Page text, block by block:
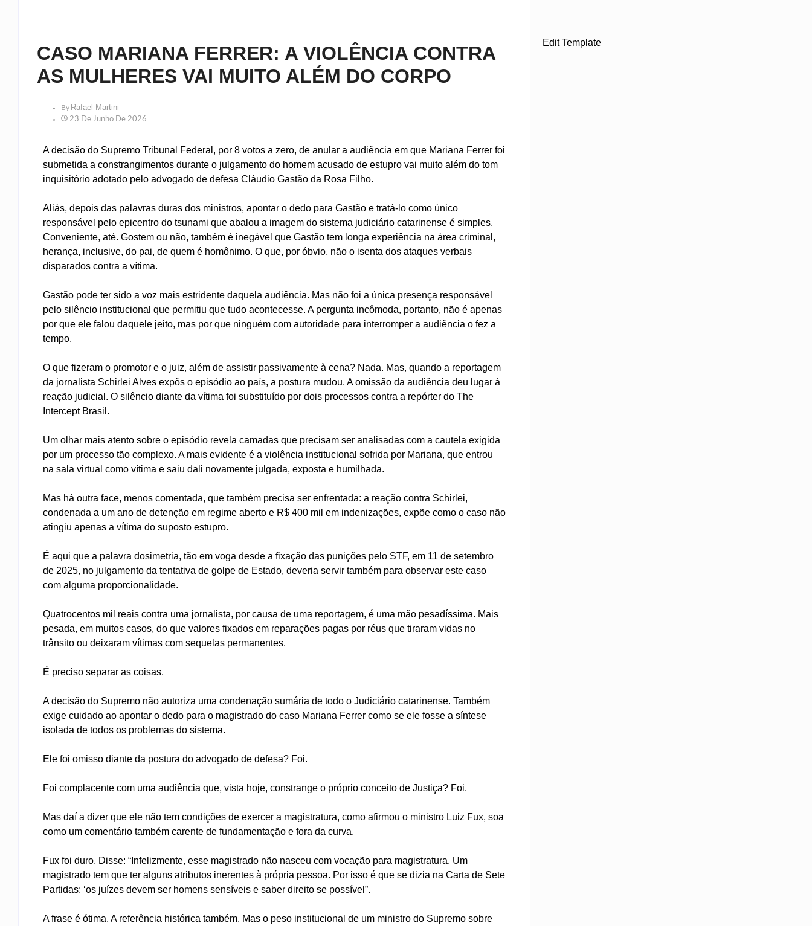
CASO MARIANA FERRER: A VIOLÊNCIA CONTRA
AS MULHERES VAI MUITO ALÉM DO CORPO
By Rafael Martini
23 De Junho De 2026
A decisão do Supremo Tribunal Federal, por 8 votos a zero, de anular a audiência em que Mariana Ferrer foi
submetida a constrangimentos durante o julgamento do homem acusado de estupro vai muito além do tom
inquisitório adotado pelo advogado de defesa Cláudio Gastão da Rosa Filho.
Aliás, depois das palavras duras dos ministros, apontar o dedo para Gastão e tratá-lo como único
responsável pelo epicentro do tsunami que abalou a imagem do sistema judiciário catarinense é simples.
Conveniente, até. Gostem ou não, também é inegável que Gastão tem longa experiência na área criminal,
herança, inclusive, do pai, de quem é homônimo. O que, por óbvio, não o isenta dos ataques verbais
disparados contra a vítima.
Gastão pode ter sido a voz mais estridente daquela audiência. Mas não foi a única presença responsável
pelo silêncio institucional que permitiu que tudo acontecesse. A pergunta incômoda, portanto, não é apenas
por que ele falou daquele jeito, mas por que ninguém com autoridade para interromper a audiência o fez a
tempo.
O que fizeram o promotor e o juiz, além de assistir passivamente à cena? Nada. Mas, quando a reportagem
da jornalista Schirlei Alves expôs o episódio ao país, a postura mudou. A omissão da audiência deu lugar à
reação judicial. O silêncio diante da vítima foi substituído por dois processos contra a repórter do The
Intercept Brasil.
Um olhar mais atento sobre o episódio revela camadas que precisam ser analisadas com a cautela exigida
por um processo tão complexo. A mais evidente é a violência institucional sofrida por Mariana, que entrou
na sala virtual como vítima e saiu dali novamente julgada, exposta e humilhada.
Mas há outra face, menos comentada, que também precisa ser enfrentada: a reação contra Schirlei,
condenada a um ano de detenção em regime aberto e R$ 400 mil em indenizações, expõe como o caso não
atingiu apenas a vítima do suposto estupro.
É aqui que a palavra dosimetria, tão em voga desde a fixação das punições pelo STF, em 11 de setembro
de 2025, no julgamento da tentativa de golpe de Estado, deveria servir também para observar este caso
com alguma proporcionalidade.
Quatrocentos mil reais contra uma jornalista, por causa de uma reportagem, é uma mão pesadíssima. Mais
pesada, em muitos casos, do que valores fixados em reparações pagas por réus que tiraram vidas no
trânsito ou deixaram vítimas com sequelas permanentes.
É preciso separar as coisas.
A decisão do Supremo não autoriza uma condenação sumária de todo o Judiciário catarinense. Também
exige cuidado ao apontar o dedo para o magistrado do caso Mariana Ferrer como se ele fosse a síntese
isolada de todos os problemas do sistema.
Ele foi omisso diante da postura do advogado de defesa? Foi.
Foi complacente com uma audiência que, vista hoje, constrange o próprio conceito de Justiça? Foi.
Mas daí a dizer que ele não tem condições de exercer a magistratura, como afirmou o ministro Luiz Fux, soa
como um comentário também carente de fundamentação e fora da curva.
Fux foi duro. Disse: “Infelizmente, esse magistrado não nasceu com vocação para magistratura. Um
magistrado tem que ter alguns atributos inerentes à própria pessoa. Por isso é que se dizia na Carta de Sete
Partidas: ‘os juízes devem ser homens sensíveis e saber direito se possível”.
A frase é ótima. A referência histórica também. Mas o peso institucional de um ministro do Supremo sobre
Edit Template